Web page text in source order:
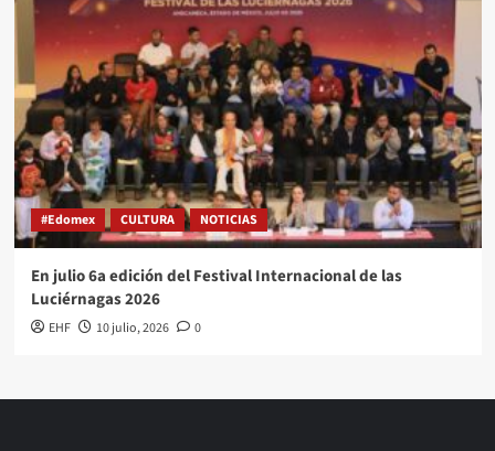
#Edomex CULTURA NOTICIAS
En julio 6a edición del Festival Internacional de las
Luciérnagas 2026
EHF 10 julio, 2026 0